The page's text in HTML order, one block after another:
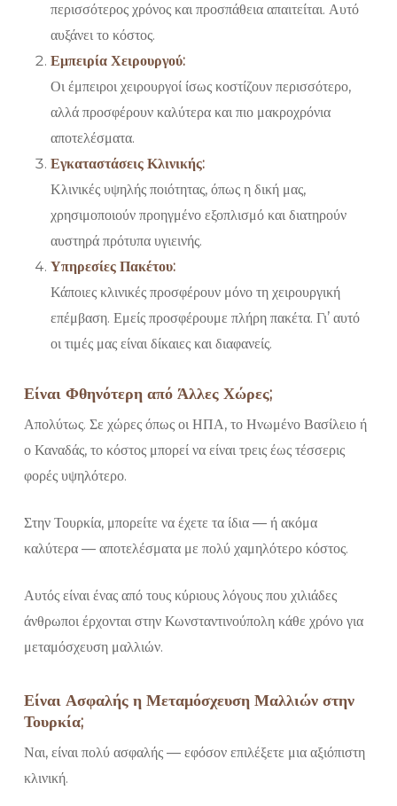
περισσότερος χρόνος και προσπάθεια απαιτείται. Αυτό
αυξάνει το κόστος.
Εμπειρία Χειρουργού:
Οι έμπειροι χειρουργοί ίσως κοστίζουν περισσότερο,
αλλά προσφέρουν καλύτερα και πιο μακροχρόνια
αποτελέσματα.
Εγκαταστάσεις Κλινικής:
Κλινικές υψηλής ποιότητας, όπως η δική μας,
χρησιμοποιούν προηγμένο εξοπλισμό και διατηρούν
αυστηρά πρότυπα υγιεινής.
Υπηρεσίες Πακέτου:
Κάποιες κλινικές προσφέρουν μόνο τη χειρουργική
επέμβαση. Εμείς προσφέρουμε πλήρη πακέτα. Γι’ αυτό
οι τιμές μας είναι δίκαιες και διαφανείς.
Είναι Φθηνότερη από Άλλες Χώρες;
Απολύτως. Σε χώρες όπως οι ΗΠΑ, το Ηνωμένο Βασίλειο ή
ο Καναδάς, το κόστος μπορεί να είναι τρεις έως τέσσερις
φορές υψηλότερο.
Στην Τουρκία, μπορείτε να έχετε τα ίδια — ή ακόμα
καλύτερα — αποτελέσματα με πολύ χαμηλότερο κόστος.
Αυτός είναι ένας από τους κύριους λόγους που χιλιάδες
άνθρωποι έρχονται στην Κωνσταντινούπολη κάθε χρόνο για
μεταμόσχευση μαλλιών.
Είναι Ασφαλής η Μεταμόσχευση Μαλλιών στην
Τουρκία;
Ναι, είναι πολύ ασφαλής — εφόσον επιλέξετε μια αξιόπιστη
κλινική.